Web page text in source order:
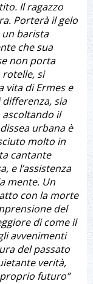
Il ragazzo
Porterà il gelo
barista
che sua
non porta
rotelle, si
vita di Ermes e
sia
il
urbana è
molto in
cantante
e l’assistenza
mente. Un
con la morte
del
di come il
avvenimenti
del passato
verità,
futuro”